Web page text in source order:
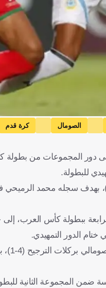
الصومال كرة قدم
للبطولة.
ببطولة كأس العرب، إلى
الدور التمهيدي.
وفي
المجموعة الثانية